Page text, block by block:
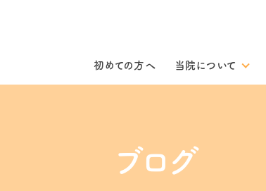
初めての方へ 当院について
ブログ